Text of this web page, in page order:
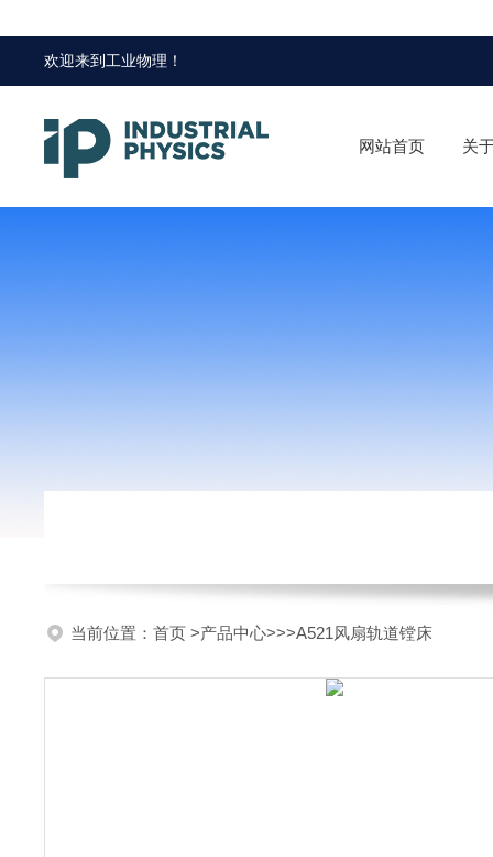
欢迎来到 工业物理 ！
网站首页 关
当前位置： 首页 >产品中心>>>A521风扇轨道镗床